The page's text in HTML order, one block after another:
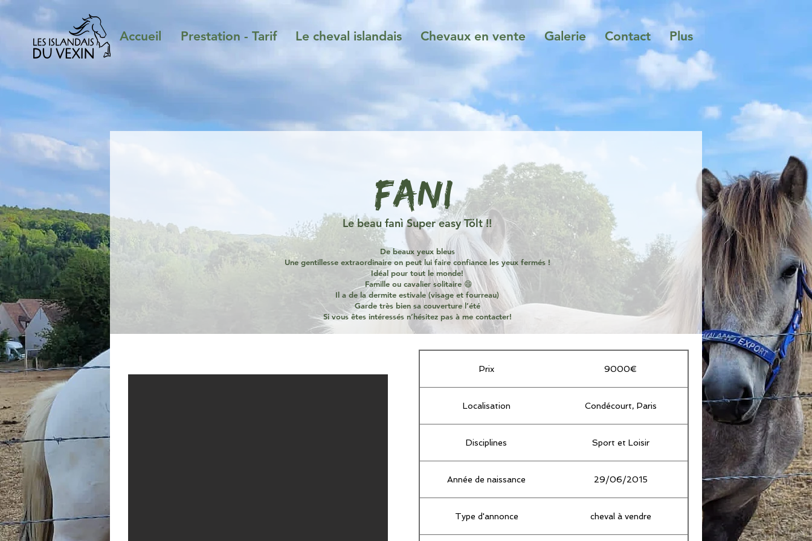
Accueil Prestation - Tarif Le cheval islandais Chevaux en vente Galerie Contact Plus
FANI
Le beau fanì Super easy Tölt !!
De beaux yeux bleus
Une gentillesse extraordinaire on peut lui faire confiance les yeux fermés !
Idéal pour tout le monde!
Famille ou cavalier solitaire 😄
Il a de la dermite estivale (visage et fourreau)
Garde très bien sa couverture l’été
Si vous êtes intéressés n’hésitez pas à me contacter!
Prix 9000€
Localisation Condécourt, Paris
Disciplines Sport et Loisir
Année de naissance 29/06/2015
Type d'annonce cheval à vendre